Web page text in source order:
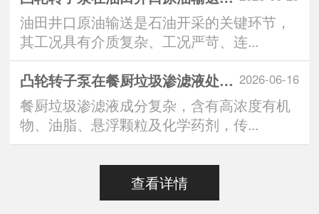
油田井口原油输送是石油开采的关键环节，
其工况具有介质复杂、工况严苛、连...
2026-06-16
凸轮转子泵在餐厨垃圾渗滤液处理中的突出表现
餐厨垃圾渗滤液成分复杂，含有高浓度有机
物、油脂、悬浮颗粒及化学药剂，传...
查看详情